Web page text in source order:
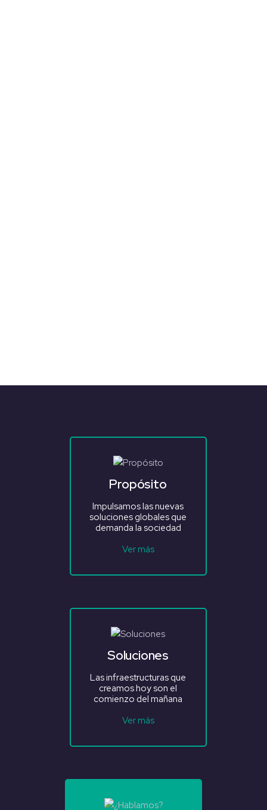
Propósito
Impulsamos las nuevas
soluciones globales que
demanda la sociedad
Ver más
Soluciones
Las infraestructuras que
creamos hoy son el
comienzo del mañana
Ver más